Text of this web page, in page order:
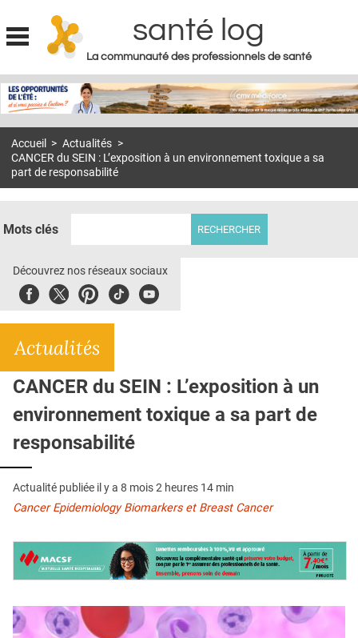
Jump to navigation
santé log
La communauté des professionnels de santé
MON COMPTE
S'ABONNER À LA REVUE SOIN À DOMICILE
E-REVUE SAD
THÉMA
CRÉDITS
Accueil > Actualités >
CANCER du SEIN : L’exposition à un environnement toxique a sa
part de responsabilité
Mots clés
Découvrez nos réseaux sociaux
FacebookTwitterPinterest
TiktokYoubute
Actualités
CANCER du SEIN : L’exposition à un
environnement toxique a sa part de
responsabilité
Actualité publiée il y a 8 mois 2 heures 14 min
Cancer Epidemiology Biomarkers et Breast Cancer